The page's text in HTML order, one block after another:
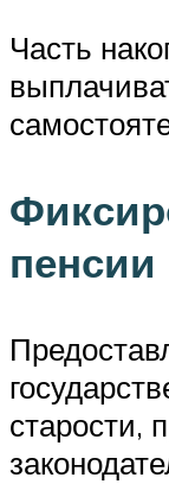
Часть
пенсии
старости,